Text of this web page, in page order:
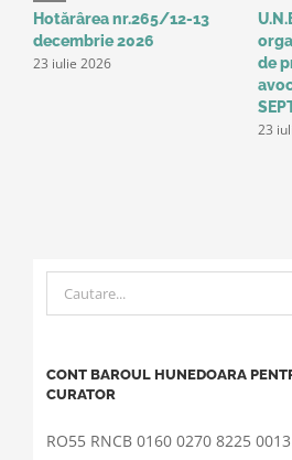
Hotărârea nr.265/12-13
decembrie 2026
23 iulie 2026
de
23
Cautare...
CONT BAROUL HUNEDOARA
CURATOR
RO55 RNCB 0160 0270 8225 0013